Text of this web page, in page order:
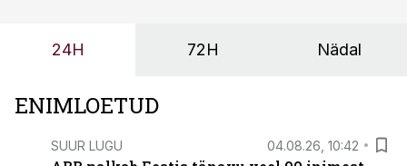
24H 72H Nädal
ENIMLOETUD
SUUR LUGU 04.08.26, 10:42